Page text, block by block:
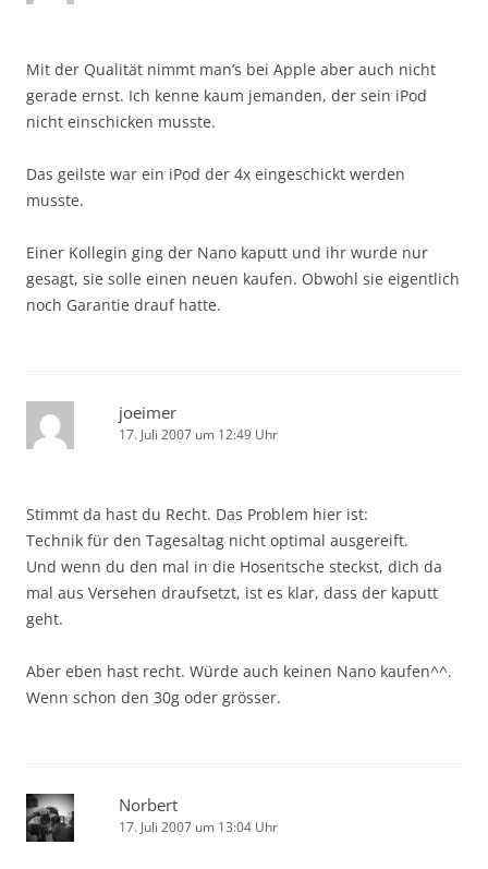
Mit der Qualität nimmt man’s bei Apple aber auch nicht
gerade ernst. Ich kenne kaum jemanden, der sein iPod
nicht einschicken musste.
Das geilste war ein iPod der 4x eingeschickt werden
musste.
Einer Kollegin ging der Nano kaputt und ihr wurde nur
gesagt, sie solle einen neuen kaufen. Obwohl sie eigentlich
noch Garantie drauf hatte.
joeimer
17. Juli 2007 um 12:49 Uhr
Stimmt da hast du Recht. Das Problem hier ist:
Technik für den Tagesaltag nicht optimal ausgereift.
Und wenn du den mal in die Hosentsche steckst, dich da
mal aus Versehen draufsetzt, ist es klar, dass der kaputt
geht.
Aber eben hast recht. Würde auch keinen Nano kaufen^^.
Wenn schon den 30g oder grösser.
Norbert
17. Juli 2007 um 13:04 Uhr